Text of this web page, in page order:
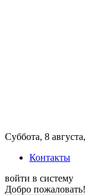
Суббота, 8
Контакты
войти в систему
Добро